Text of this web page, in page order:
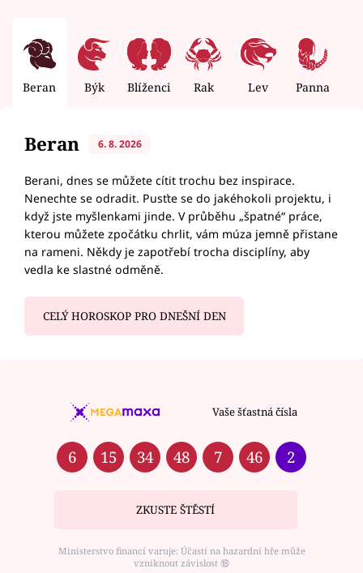
Beran Býk Blíženci Rak Lev Panna
Beran 6. 8. 2026
Berani, dnes se můžete cítit trochu bez inspirace.
Nenechte se odradit. Pusťte se do jakéhokoli projektu, i
když jste myšlenkami jinde. V průběhu „špatné“ práce,
kterou můžete zpočátku chrlit, vám múza jemně přistane
na rameni. Někdy je zapotřebí trocha disciplíny, aby
vedla ke slastné odměně.
CELÝ HOROSKOP PRO DNEŠNÍ DEN
Vaše šťastná čísla
6 15 34 48 7 46 2
ZKUSTE ŠTĚSTÍ
Ministerstvo financí varuje: Účastí na hazardní hře může
vzniknout závislost ⑱